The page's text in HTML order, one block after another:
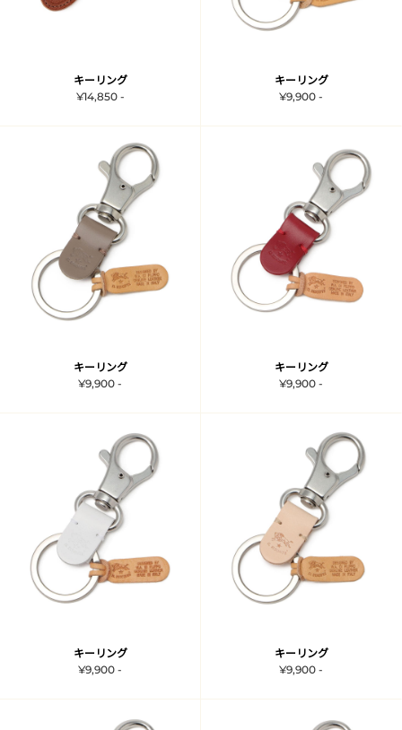
キーリング
¥14,850 -
キーリング
¥9,900 -
キーリング
¥9,900 -
キーリング
¥9,900 -
キーリング
¥9,900 -
キーリング
¥9,900 -